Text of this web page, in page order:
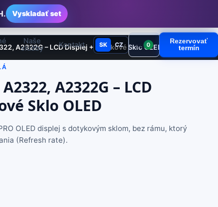
Vyskladať set
Naše
služby
Kontakt SK CZ 0
Rezervovať
termín
A2322G – LCD Displej + Dotykové Sklo OLED
A2322G – LCD
Sklo OLED
OLED displej s dotykovým sklom, bez rámu, ktorý
(Refresh rate).